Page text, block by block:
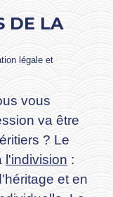
DE LA
légale et
vous
va être
? Le
l'indivision :
et en